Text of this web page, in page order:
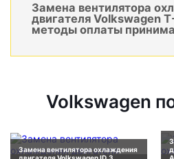
Замена вентилятора
двигателя Volkswagen
методы оплаты
Volkswagen
Замена вентилятора охлаждения